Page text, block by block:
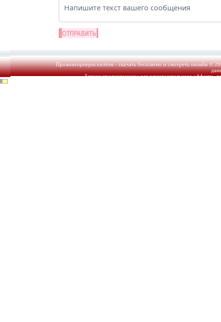
Прожекторперисхилтон - скачать бесплатно и смотреть онлайн ©
Записи предназначены для ознакомительного эффекта,